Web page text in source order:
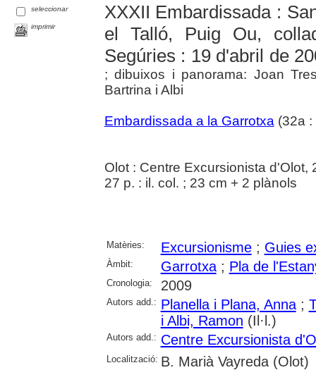
seleccionar
imprimir
XXXII Embardissada :
el Talló, Puig Ou,
Segúries : 19 d'abril de
; dibuixos i panorama: Joan
Bartrina i Albi
Embardissada a la Garrotxa (32a :
Olot : Centre Excursionista d'Olot,
27 p. : il. col. ; 23 cm + 2 plànols
Matèries: Excursionisme; Guies
Àmbit: Garrotxa; Pla de
Cronologia: 2009
Autors add.: Planella i Plana, Anna;
i Albi, Ramon (Il·l.)
Autors add.: Centre Excursionista
Localització: B. Marià Vayreda (Olot)